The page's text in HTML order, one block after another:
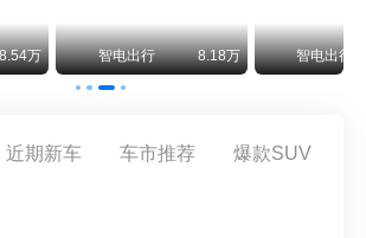
7.87万 安定洞察 5.5万 王煊煊的爱车日记
近期新车 车市推荐 爆款SUV